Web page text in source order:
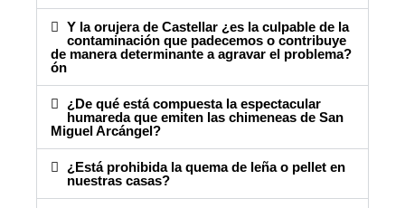
Y la orujera de Castellar ¿es la culpable de la
contaminación que padecemos o contribuye
de manera determinante a agravar el problema?
ón
¿De qué está compuesta la espectacular
humareda que emiten las chimeneas de San
Miguel Arcángel?
¿Está prohibida la quema de leña o pellet en
nuestras casas?